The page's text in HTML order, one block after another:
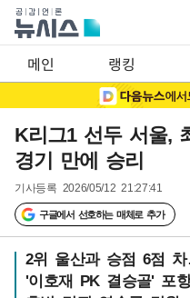
메인 랭킹
K리그1 선두 서울,
경기 만에 승리
기사등록 2026/05/12 21:27:41
구글에서 선호하는 매체로 추가
2위 울산과 승점 6점
'이호재 PK 결승골' 포